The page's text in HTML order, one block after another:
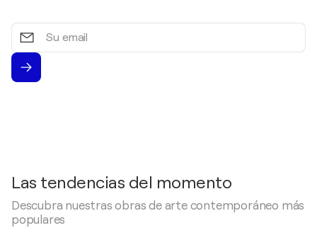
Su
email
Las tendencias del momento
Descubra nuestras obras de arte contemporáneo más
populares